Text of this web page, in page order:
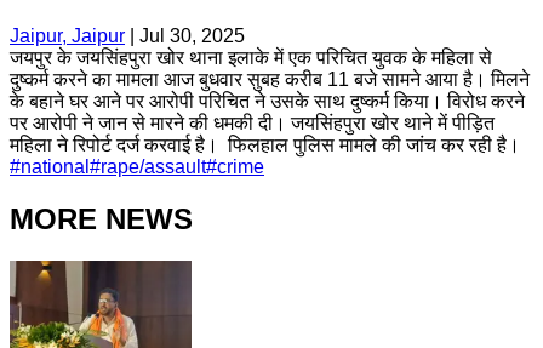
Jaipur, Jaipur
Jul 30, 2025
जयपुर के जयसिंहपुरा खोर थाना इलाके में एक परिचित युवक के महिला से
दुष्कर्म करने का मामला आज बुधवार सुबह करीब 11 बजे सामने आया है। मिलने
के बहाने घर आने पर आरोपी परिचित ने उसके साथ दुष्कर्म किया। विरोध करने
पर आरोपी ने जान से मारने की धमकी दी। जयसिंहपुरा खोर थाने में पीड़ित
महिला ने रिपोर्ट दर्ज करवाई है। फिलहाल पुलिस मामले की जांच कर रही है।
#national #rape/assault#crime
MORE NEWS